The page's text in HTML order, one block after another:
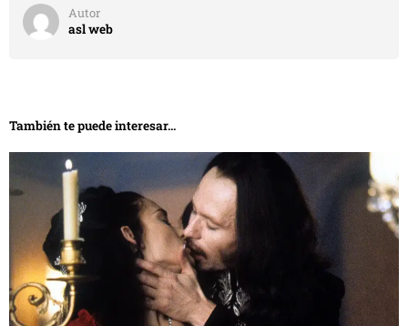
Autor
asl web
También te puede interesar...